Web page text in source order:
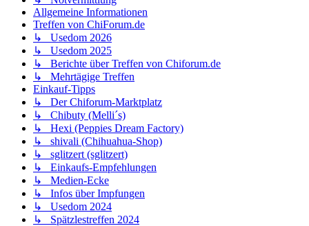
Allgemeine Informationen
Treffen von ChiForum.de
↳ Usedom 2026
↳ Usedom 2025
↳ Berichte über Treffen von Chiforum.de
↳ Mehrtägige Treffen
Einkauf-Tipps
↳ Der Chiforum-Marktplatz
↳ Chibuty (Melli´s)
↳ Hexi (Peppies Dream Factory)
↳ shivali (Chihuahua-Shop)
↳ sglitzert (sglitzert)
↳ Einkaufs-Empfehlungen
↳ Medien-Ecke
↳ Infos über Impfungen
↳ Usedom 2024
↳ Spätzlestreffen 2024